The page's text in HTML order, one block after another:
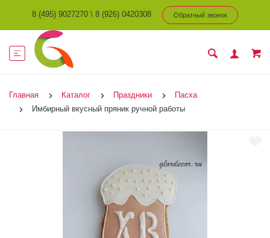
8 (495) 9027270 \ 8 (926) 0420308 Обратный звонок
Главная Каталог Праздники
Пасха
Имбирный вкусный пряник ручной работы